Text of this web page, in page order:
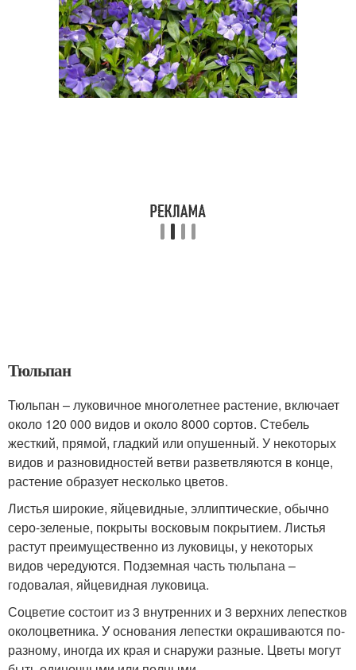
Тюльпан
Тюльпан – луковичное многолетнее растение, включает
около 120 000 видов и около 8000 сортов. Стебель
жесткий, прямой, гладкий или опушенный. У некоторых
видов и разновидностей ветви разветвляются в конце,
растение образует несколько цветов.
Листья широкие, яйцевидные, эллиптические, обычно
серо-зеленые, покрыты восковым покрытием. Листья
растут преимущественно из луковицы, у некоторых
видов чередуются. Подземная часть тюльпана –
годовалая, яйцевидная луковица.
Соцветие состоит из 3 внутренних и 3 верхних лепестков
околоцветника. У основания лепестки окрашиваются по-
разному, иногда их края и снаружи разные. Цветы могут